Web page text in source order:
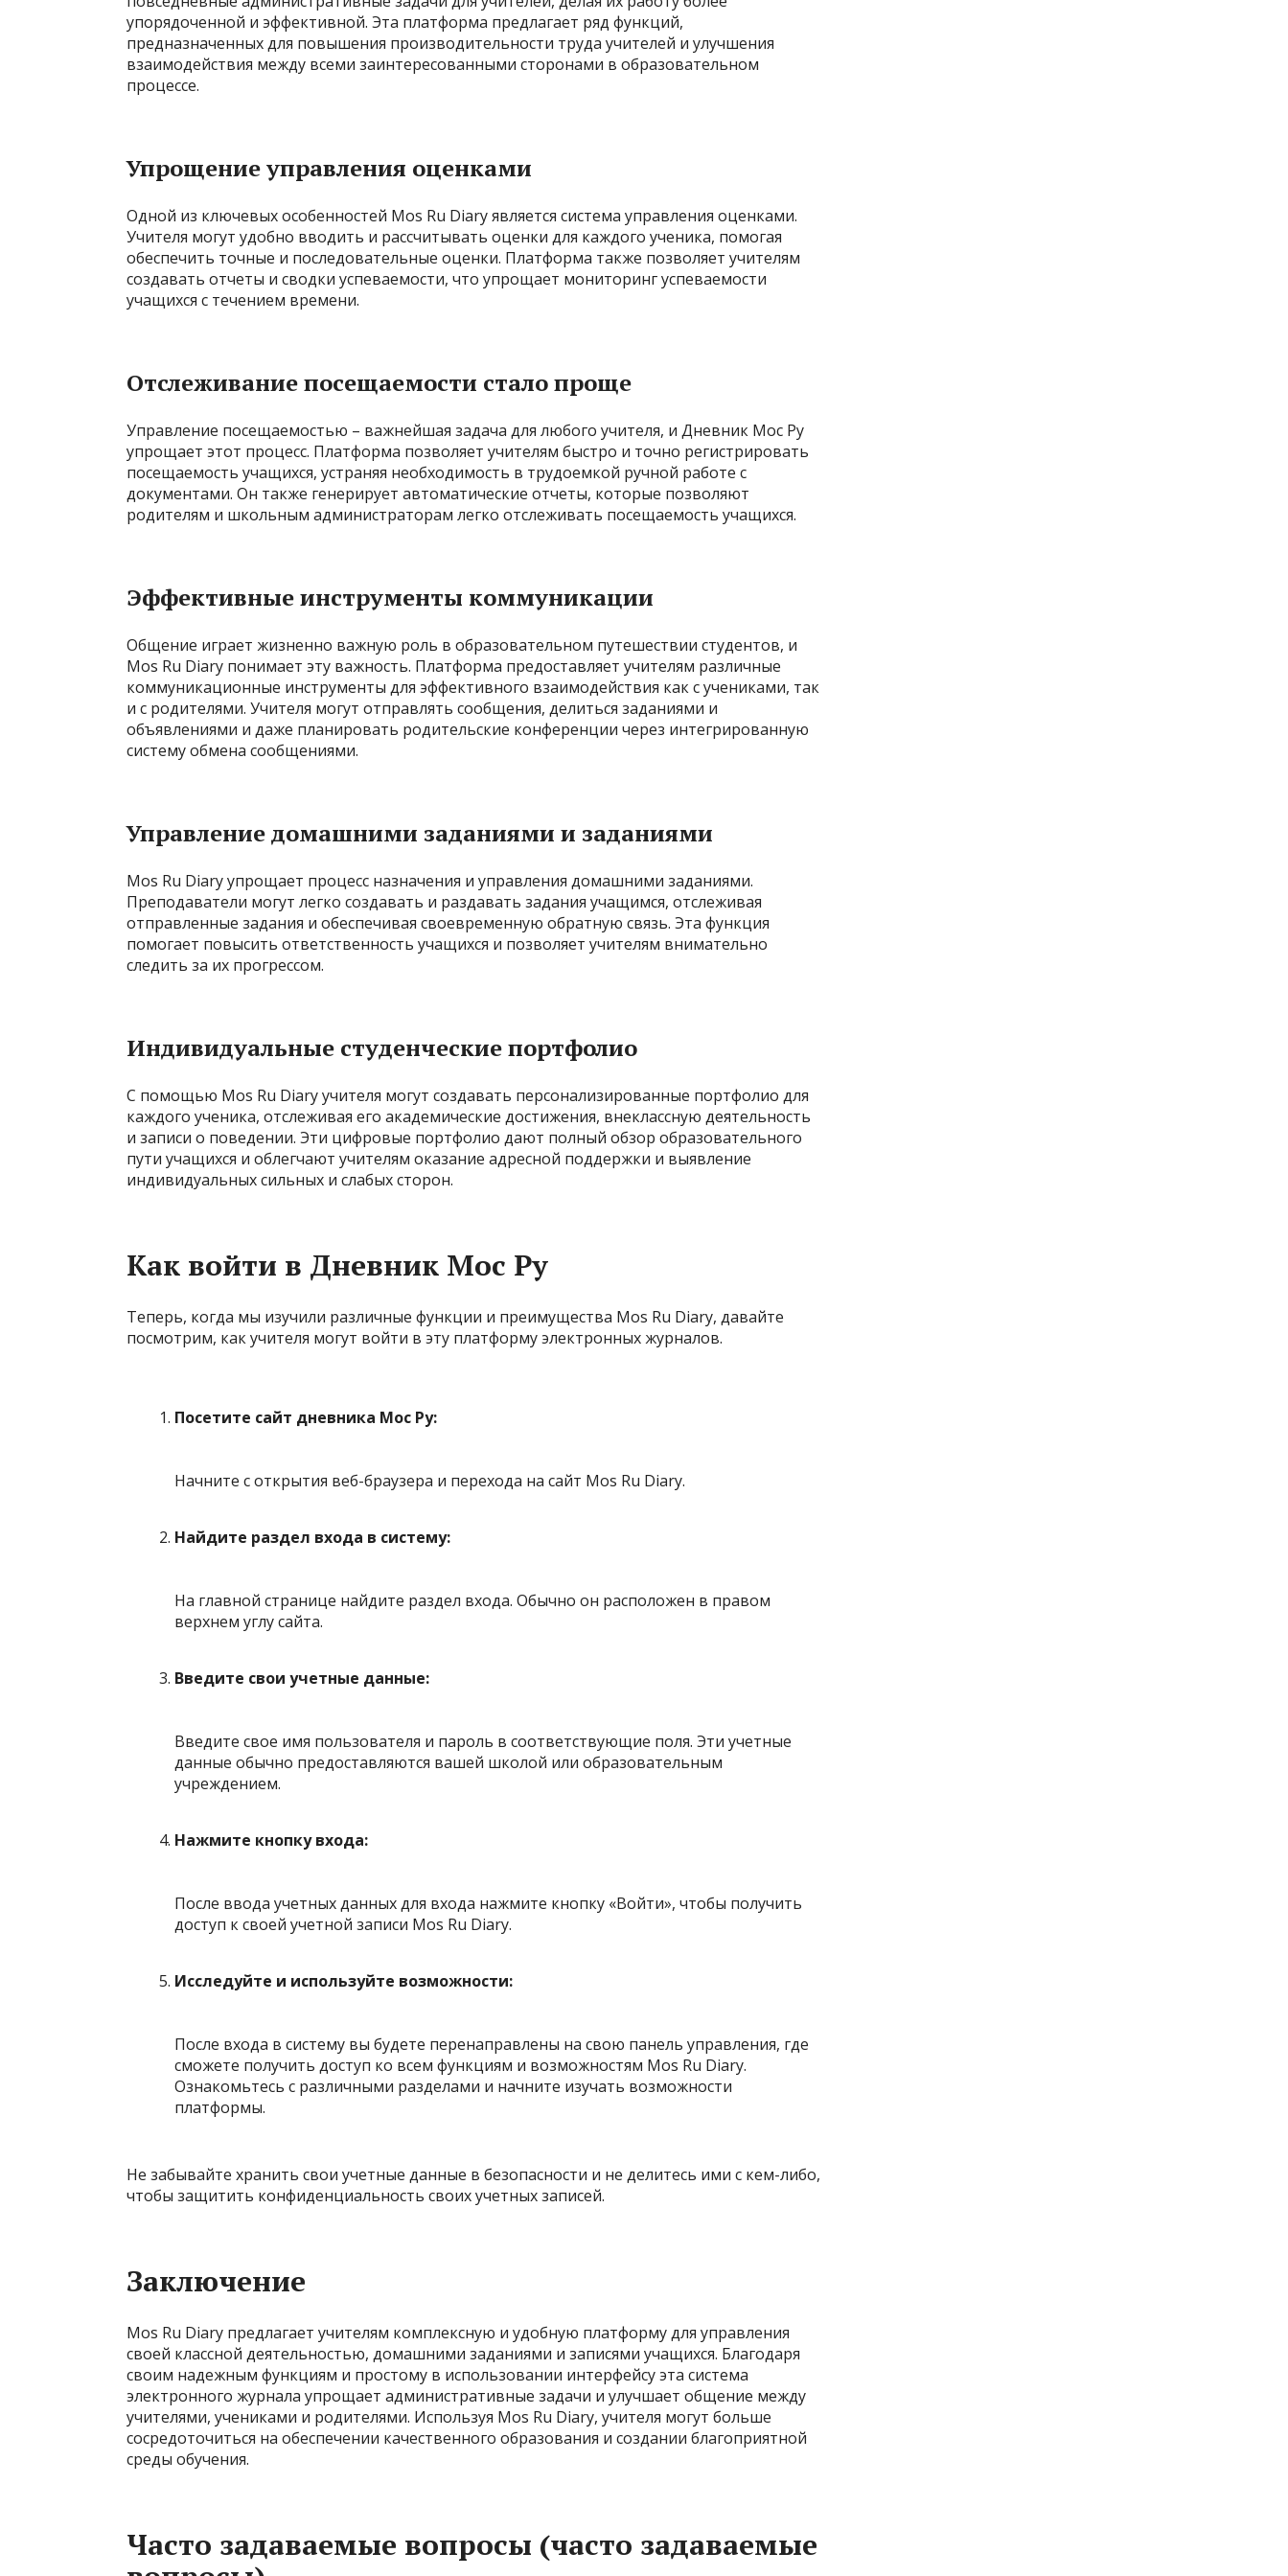
упорядоченной и эффективной. Эта платформа предлагает ряд функций,
предназначенных для повышения производительности труда учителей и улучшения
взаимодействия между всеми заинтересованными сторонами в образовательном
процессе.
Упрощение управления оценками
Одной из ключевых особенностей Mos Ru Diary является система управления оценками.
Учителя могут удобно вводить и рассчитывать оценки для каждого ученика, помогая
обеспечить точные и последовательные оценки. Платформа также позволяет учителям
создавать отчеты и сводки успеваемости, что упрощает мониторинг успеваемости
учащихся с течением времени.
Отслеживание посещаемости стало проще
Управление посещаемостью – важнейшая задача для любого учителя, и Дневник Мос Ру
упрощает этот процесс. Платформа позволяет учителям быстро и точно регистрировать
посещаемость учащихся, устраняя необходимость в трудоемкой ручной работе с
документами. Он также генерирует автоматические отчеты, которые позволяют
родителям и школьным администраторам легко отслеживать посещаемость учащихся.
Эффективные инструменты коммуникации
Общение играет жизненно важную роль в образовательном путешествии студентов, и
Mos Ru Diary понимает эту важность. Платформа предоставляет учителям различные
коммуникационные инструменты для эффективного взаимодействия как с учениками, так
и с родителями. Учителя могут отправлять сообщения, делиться заданиями и
объявлениями и даже планировать родительские конференции через интегрированную
систему обмена сообщениями.
Управление домашними заданиями и заданиями
Mos Ru Diary упрощает процесс назначения и управления домашними заданиями.
Преподаватели могут легко создавать и раздавать задания учащимся, отслеживая
отправленные задания и обеспечивая своевременную обратную связь. Эта функция
помогает повысить ответственность учащихся и позволяет учителям внимательно
следить за их прогрессом.
Индивидуальные студенческие портфолио
С помощью Mos Ru Diary учителя могут создавать персонализированные портфолио для
каждого ученика, отслеживая его академические достижения, внеклассную деятельность
и записи о поведении. Эти цифровые портфолио дают полный обзор образовательного
пути учащихся и облегчают учителям оказание адресной поддержки и выявление
индивидуальных сильных и слабых сторон.
Как войти в Дневник Мос Ру
Теперь, когда мы изучили различные функции и преимущества Mos Ru Diary, давайте
посмотрим, как учителя могут войти в эту платформу электронных журналов.
Посетите сайт дневника Мос Ру:
Начните с открытия веб-браузера и перехода на сайт Mos Ru Diary.
Найдите раздел входа в систему:
На главной странице найдите раздел входа. Обычно он расположен в правом
верхнем углу сайта.
Введите свои учетные данные:
Введите свое имя пользователя и пароль в соответствующие поля. Эти учетные
данные обычно предоставляются вашей школой или образовательным
учреждением.
Нажмите кнопку входа:
После ввода учетных данных для входа нажмите кнопку «Войти», чтобы получить
доступ к своей учетной записи Mos Ru Diary.
Исследуйте и используйте возможности:
После входа в систему вы будете перенаправлены на свою панель управления, где
сможете получить доступ ко всем функциям и возможностям Mos Ru Diary.
Ознакомьтесь с различными разделами и начните изучать возможности
платформы.
Не забывайте хранить свои учетные данные в безопасности и не делитесь ими с кем-либо,
чтобы защитить конфиденциальность своих учетных записей.
Заключение
Mos Ru Diary предлагает учителям комплексную и удобную платформу для управления
своей классной деятельностью, домашними заданиями и записями учащихся. Благодаря
своим надежным функциям и простому в использовании интерфейсу эта система
электронного журнала упрощает административные задачи и улучшает общение между
учителями, учениками и родителями. Используя Mos Ru Diary, учителя могут больше
сосредоточиться на обеспечении качественного образования и создании благоприятной
среды обучения.
Часто задаваемые вопросы (часто задаваемые